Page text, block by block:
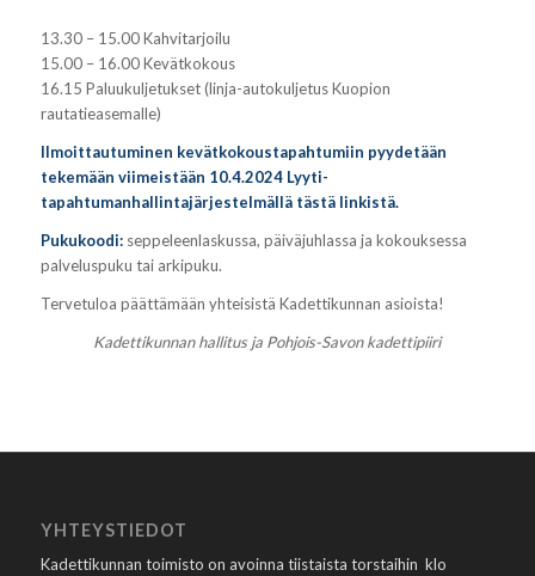
13.30 – 15.00 Kahvitarjoilu
15.00 – 16.00 Kevätkokous
16.15 Paluukuljetukset (linja-autokuljetus Kuopion
rautatieasemalle)
Ilmoittautuminen kevätkokoustapahtumiin pyydetään
tekemään viimeistään 10.4.2024 Lyyti-
tapahtumanhallintajärjestelmällä tästä linkistä.
Pukukoodi:seppeleenlaskussa, päiväjuhlassa ja kokouksessa
palveluspuku tai arkipuku.
Tervetuloa päättämään yhteisistä Kadettikunnan asioista!
Kadettikunnan hallitus ja Pohjois-Savon kadettipiiri
YHTEYSTIEDOT
Kadettikunnan toimisto on avoinna tiistaista torstaihin klo